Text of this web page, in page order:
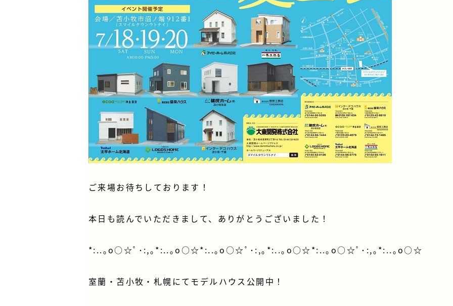
ご来場お待ちしております！
本日も読んでいただきまして、ありがとうございました！
*:..｡o○☆ﾟ･:,｡*:..｡o○☆*:..｡o○☆ﾟ･:,｡*:..｡o○☆*:..｡o○☆ﾟ･:,｡*:..｡o○☆
室蘭・苫小牧・札幌にてモデルハウス公開中！